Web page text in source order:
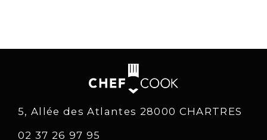
5, Allée des Atlantes 28000 CHARTRES
02 37 26 97 95